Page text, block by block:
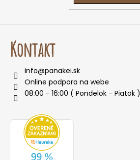
Kontakt
info@panakei.sk
Online podpora na webe
08:00 - 16:00 ( Pondelok - Piatok )